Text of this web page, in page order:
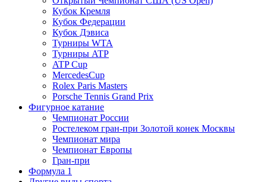
Кубок Кремля
Кубок Федерации
Кубок Дэвиса
Турниры WTA
Турниры ATP
ATP Cup
MercedesCup
Rolex Paris Masters
Porsche Tennis Grand Prix
Фигурное катание
Чемпионат России
Ростелеком гран-при Золотой конек Москвы
Чемпионат мира
Чемпионат Европы
Гран-при
Формула 1